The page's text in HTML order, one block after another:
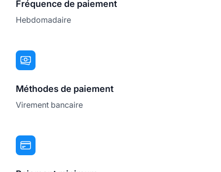
Fréquence de paiement
Hebdomadaire
Méthodes de paiement
Virement bancaire